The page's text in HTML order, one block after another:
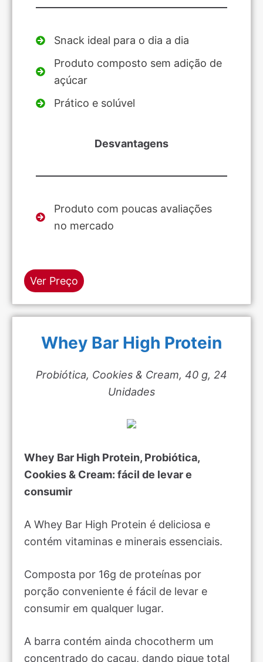
Snack ideal para o dia a dia
Produto composto sem adição de
açúcar
Prático e solúvel
Desvantagens
Produto com poucas avaliações
no mercado
Ver Preço
Whey Bar High Protein
Probiótica, Cookies & Cream, 40 g, 24
Unidades
Whey Bar High Protein, Probiótica,
Cookies & Cream: fácil de levar e
consumir
A Whey Bar High Protein é deliciosa e
contém vitaminas e minerais essenciais.
Composta por 16g de proteínas por
porção conveniente é fácil de levar e
consumir em qualquer lugar.
A barra contém ainda chocotherm um
concentrado do cacau, dando pique total